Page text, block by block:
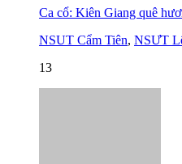
Ca cổ: Kiên Giang quê
NSUT Cẩm Tiên, NSƯT
13